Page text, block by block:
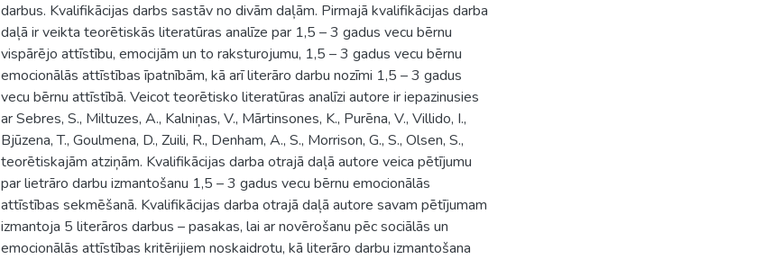
darbus. Kvalifikācijas darbs sastāv no divām daļām. Pirmajā kvalifikācijas darba
daļā ir veikta teorētiskās literatūras analīze par 1,5 – 3 gadus vecu bērnu
vispārējo attīstību, emocijām un to raksturojumu, 1,5 – 3 gadus vecu bērnu
emocionālās attīstības īpatnībām, kā arī literāro darbu nozīmi 1,5 – 3 gadus
vecu bērnu attīstībā. Veicot teorētisko literatūras analīzi autore ir iepazinusies
ar Sebres, S., Miltuzes, A., Kalniņas, V., Mārtinsones, K., Purēna, V., Villido, I.,
Bjūzena, T., Goulmena, D., Zuili, R., Denham, A., S., Morrison, G., S., Olsen, S.,
teorētiskajām atziņām. Kvalifikācijas darba otrajā daļā autore veica pētījumu
par lietrāro darbu izmantošanu 1,5 – 3 gadus vecu bērnu emocionālās
attīstības sekmēšanā. Kvalifikācijas darba otrajā daļā autore savam pētījumam
izmantoja 5 literāros darbus – pasakas, lai ar novērošanu pēc sociālās un
emocionālās attīstības kritērijiem noskaidrotu, kā literāro darbu izmantošana